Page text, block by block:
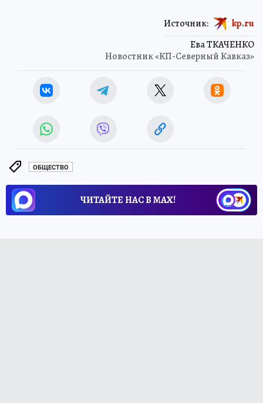
Ева ТКАЧЕНКО
Новостник «КП-Северный Кавказ»
Источник: kp.ru
ОБЩЕСТВО
ЧИТАЙТЕ НАС В МАХ!